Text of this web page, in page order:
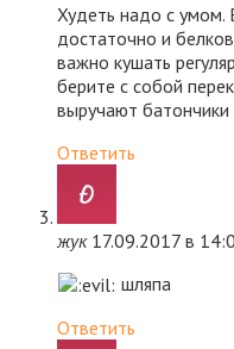
Худеть надо с
достаточно и
важно кушать
берите с собой
выручают батончики
Ответить
жук 17.09.2017 в
шляпа
Ответить